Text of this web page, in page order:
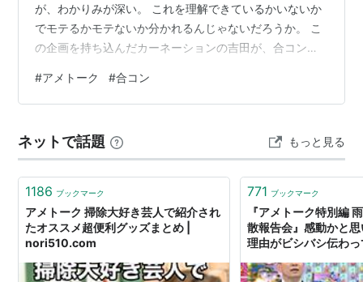
が、わかりみが深い。 これを理解できているかいないか
でモテるかモテないか分かれるんじゃないだろうか。 こ
の企画を持ち込んだカーネーションの吉田が、合コンで
松浦が会話に入れてない人に話を振ってあげたとかいう
話をしていたが、男性はそんなものにトキメいたりしな
モテない」と切り出して、出演しているツッコミ芸人達
と論争が巻き起こった。 ヒコロヒーが、ツッコミの吉田
や稲田(紅しょうが)と合コンに行った時に…
#アメトーク #合コン
ネットで話題 もっと見る
1186 ブックマーク
アメトーク 掃除大好き芸人で紹介され
たオススメ超便利グッズまとめ |
nori510.com
771 ブックマーク
『アメトーク特別編
散報告会』感動かと
理由がビシバシ伝わ